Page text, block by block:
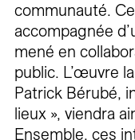
communauté.
accompagnée
mené en
public. L’œuvre
Patrick Bérubé,
lieux », viendra
Ensemble, ces